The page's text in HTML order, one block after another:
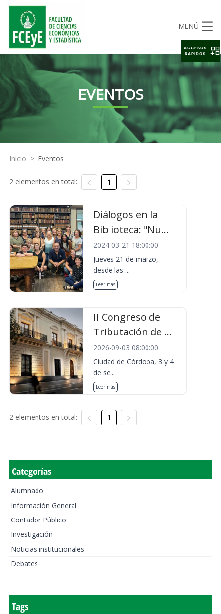
MENÚ
EVENTOS
Inicio > Eventos
2 elementos en total: 1
Diálogos en la
Biblioteca: "Nu...
2024-03-21 18:00:00
Jueves 21 de marzo,
desde las ...
Leer más
II Congreso de
Tributación de ...
2026-09-03 08:00:00
Ciudad de Córdoba, 3 y 4
de se...
Leer más
2 elementos en total: 1
Categorías
Alumnado
Información General
Contador Público
Investigación
Noticias institucionales
Debates
Tags
ACCESOS
RAPIDOS